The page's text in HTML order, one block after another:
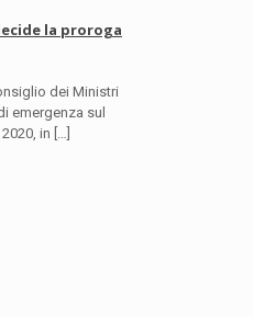
la proroga
dei Ministri
emergenza sul
in […]